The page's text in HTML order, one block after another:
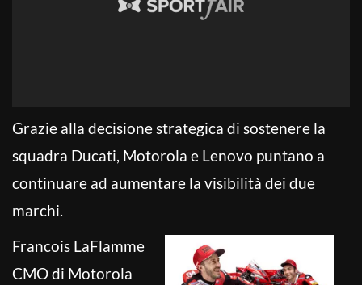
Grazie alla decisione strategica di sostenere la
squadra Ducati, Motorola e Lenovo puntano a
continuare ad aumentare la visibilità dei due
marchi.
Francois LaFlamme
CMO di Motorola